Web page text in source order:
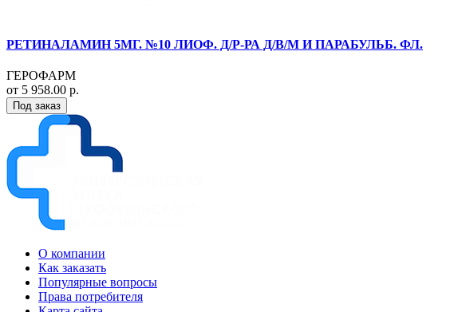
РЕТИНАЛАМИН 5МГ. №10 ЛИОФ. Д/Р-РА Д/В/М И ПАРАБУЛЬБ. ФЛ.
ГЕРОФАРМ
от 5 958.00 р.
Под заказ
О компании
Как заказать
Популярные вопросы
Права потребителя